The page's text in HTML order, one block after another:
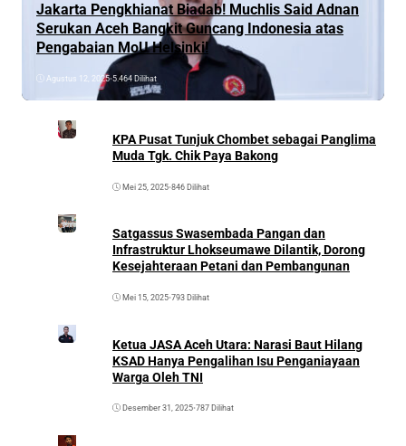
Jakarta Pengkhianat Biadab! Muchlis Said Adnan
Serukan Aceh Bangkit Guncang Indonesia atas
Pengabaian MoU Helsinki!
Agustus 12, 2025•5.464 Dilihat
KPA Pusat Tunjuk Chombet sebagai Panglima
Muda Tgk. Chik Paya Bakong
Mei 25, 2025•846 Dilihat
Satgassus Swasembada Pangan dan
Infrastruktur Lhokseumawe Dilantik, Dorong
Kesejahteraan Petani dan Pembangunan
Mei 15, 2025•793 Dilihat
Ketua JASA Aceh Utara: Narasi Baut Hilang
KSAD Hanya Pengalihan Isu Penganiayaan
Warga Oleh TNI
Desember 31, 2025•787 Dilihat